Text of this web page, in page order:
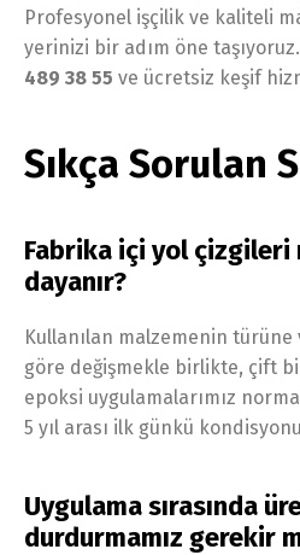
Profesyonel işçilik ve kaliteli
yerinizi bir adım öne taşıyoruz.
489 38 55 ve ücretsiz keşif
Sıkça Sorulan
Fabrika içi yol çizgileri
dayanır?
Kullanılan malzemenin
göre değişmekle birlikte, çift
epoksi uygulamalarımız
5 yıl arası ilk günkü
Uygulama sırasında
durdurmamız gerekir